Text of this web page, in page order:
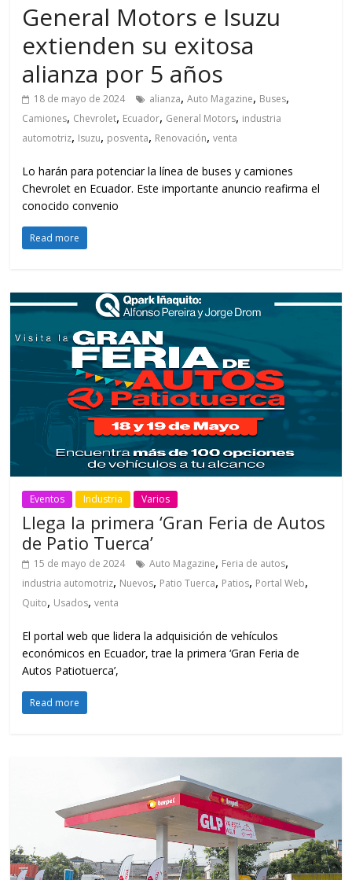
General Motors e Isuzu
extienden su exitosa
alianza por 5 años
18 de mayo de 2024 alianza,Auto Magazine, Buses,
Camiones, Chevrolet, Ecuador, General Motors, industria
automotriz, Isuzu, posventa, Renovación,venta
Lo harán para potenciar la línea de buses y camiones
Chevrolet en Ecuador. Este importante anuncio reafirma el
conocido convenio
Read more
Eventos Industria Varios
Llega la primera ‘Gran Feria de Autos
de Patio Tuerca’
15 de mayo de 2024 Auto Magazine, Feria de autos,
industria automotriz, Nuevos, Patio Tuerca, Patios, Portal Web,
Quito, Usados,venta
El portal web que lidera la adquisición de vehículos
económicos en Ecuador, trae la primera ‘Gran Feria de
Autos Patiotuerca’,
Read more